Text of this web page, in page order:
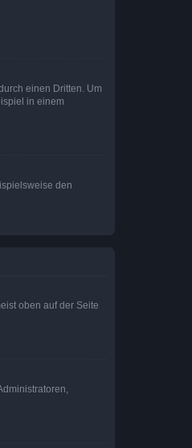
einen Dritten. Um
in einem
den
oben auf der Seite